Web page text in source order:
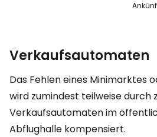
Verkaufsautomaten
Das Fehlen eines Minimarktes
wird zumindest teilweise durch
Verkaufsautomaten im
Abflughalle kompensiert.